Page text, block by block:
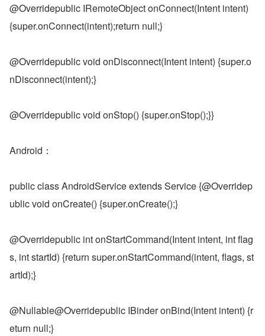
@Overridepublic IRemoteObject onConnect(Intent intent)
{super.onConnect(intent);return null;}
@Overridepublic void onDisconnect(Intent intent) {super.o
nDisconnect(intent);}
@Overridepublic void onStop() {super.onStop();}}
Android：
public class AndroidService extends Service {@Overridep
ublic void onCreate() {super.onCreate();}
@Overridepublic int onStartCommand(Intent intent, int flag
s, int startId) {return super.onStartCommand(intent, flags, st
artId);}
@Nullable@Overridepublic IBinder onBind(Intent intent) {r
eturn null;}